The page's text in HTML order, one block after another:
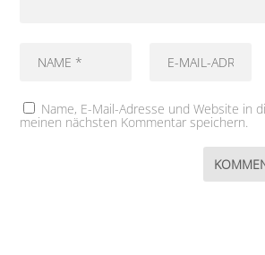
Name, E-Mail-Adresse und Website in
meinen nächsten Kommentar speichern.